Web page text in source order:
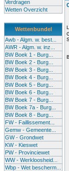
Verdragen
Wetten Overzicht
Wettenbundel
Awb - Algm. w. best...
AWR - Algm. w. inz...
BW Boek 1 - Burg...
BW Boek 2 - Burg...
BW Boek 3 - Burg...
BW Boek 4 - Burg...
BW Boek 5 - Burg...
BW Boek 6 - Burg...
BW Boek 7 - Burg...
BW Boek 7a - Burg...
BW Boek 8 - Burg...
FW - Faillissement...
Gemw - Gemeente...
GW - Grondwet
KW - Kieswet
PW - Provinciewet
WW - Werkloosheid...
Wbp - Wet bescherm...